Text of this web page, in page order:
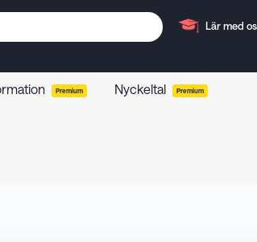
Lär med
Premium Nyckeltal Premium